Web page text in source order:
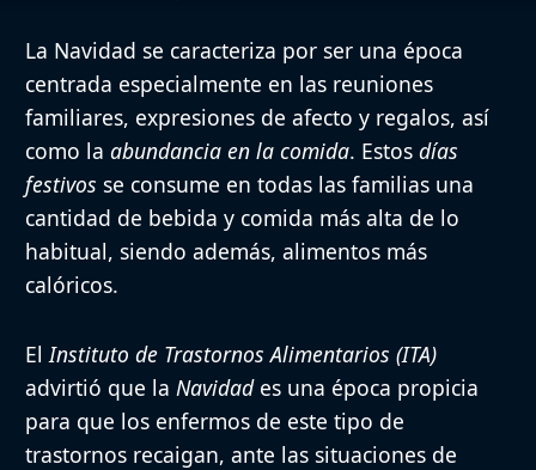
La Navidad se caracteriza por ser una época
centrada especialmente en las reuniones
familiares, expresiones de afecto y regalos, así
como la abundancia en la comida. Estos días
festivos se consume en todas las familias una
cantidad de bebida y comida más alta de lo
habitual, siendo además, alimentos más
calóricos.
El Instituto de Trastornos Alimentarios (ITA)
advirtió que la Navidades una época propicia
para que los enfermos de este tipo de
trastornos recaigan, ante las situaciones de